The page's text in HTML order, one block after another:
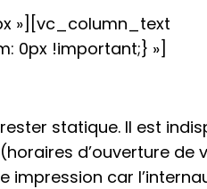
»][vc_column_text
0px !important;} »]
statique. Il est
d’ouverture de
impression car